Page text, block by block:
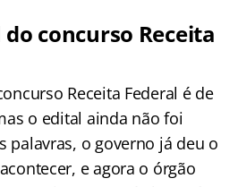
concurso Receita
Receita Federal é de
o edital ainda não foi
palavras, o governo já deu o
e agora o órgão